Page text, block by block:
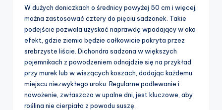
W dużych doniczkach o średnicy powyżej 50 cm i więcej,
można zastosować cztery do pięciu sadzonek. Takie
podejście pozwala uzyskać naprawdę wpadający w oko
efekt, gdzie ziemia będzie całkowicie pokryta przez
srebrzyste liście. Dichondra sadzona w większych
pojemnikach z powodzeniem odnajdzie się na przykład
przy murek lub w wiszących koszach, dodając każdemu
miejscu niezwykłego uroku. Regularne podlewanie i
nawożenie, zwłaszcza w upalne dni, jest kluczowe, aby
roślina nie cierpiała z powodu suszę.